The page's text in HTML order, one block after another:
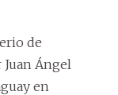
de
Ángel
en